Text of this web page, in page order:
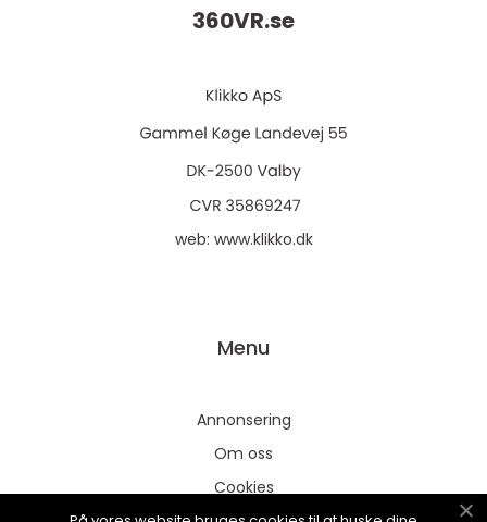
360VR.se
web: www.klikko.dk
Menu
Annonsering
Om oss
Cookies